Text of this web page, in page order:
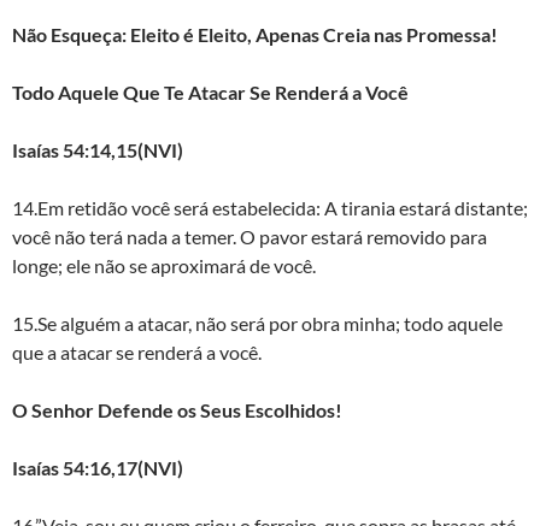
Não Esqueça: Eleito é Eleito, Apenas Creia nas Promessa!
Todo Aquele Que Te Atacar Se Renderá a Você
Isaías 54:14,15(NVI)
14.Em retidão você será estabelecida: A tirania estará distante;
você não terá nada a temer. O pavor estará removido para
longe; ele não se aproximará de você.
15.Se alguém a atacar, não será por obra minha; todo aquele
que a atacar se renderá a você.
O Senhor Defende os Seus Escolhidos!
Isaías 54:16,17(NVI)